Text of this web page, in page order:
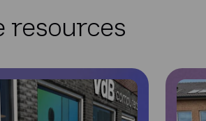
resources